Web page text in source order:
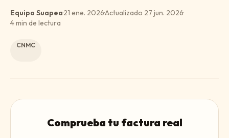
Equipo Suapea·21 ene. 2026·Actualizado 27 jun. 2026·
4min de lectura
CNMC
Comprueba tu factura real